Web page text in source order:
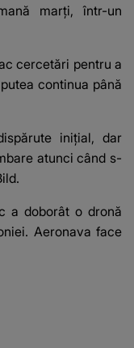
marți, într-un
cercetări pentru a
continua până
inițial, dar
atunci când s-
a doborât o dronă
Aeronava face